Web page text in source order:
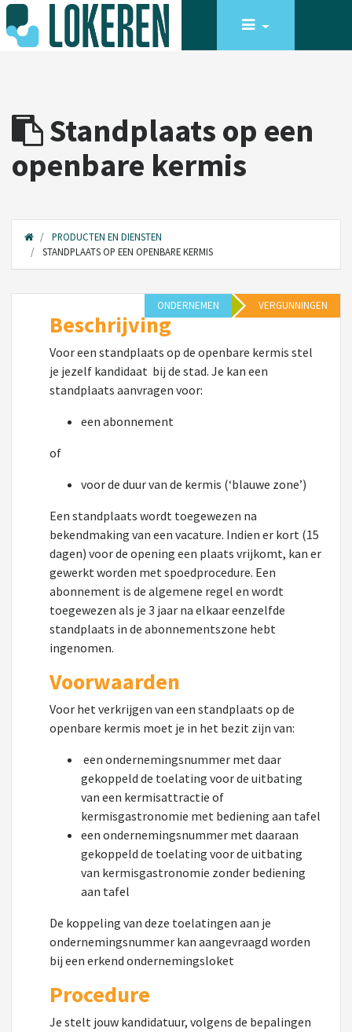
Standplaats op een
openbare kermis
PRODUCTEN EN DIENSTEN
STANDPLAATS OP EEN OPENBARE KERMIS
ONDERNEMEN VERGUNNINGEN
Beschrijving
Voor een standplaats op de openbare kermis stel
je jezelf kandidaat bij de stad. Je kan een
standplaats aanvragen voor:
een abonnement
of
voor de duur van de kermis (‘blauwe zone’)
Een standplaats wordt toegewezen na
bekendmaking van een vacature. Indien er kort (15
dagen) voor de opening een plaats vrijkomt, kan er
gewerkt worden met spoedprocedure. Een
abonnement is de algemene regel en wordt
toegewezen als je 3 jaar na elkaar eenzelfde
standplaats in de abonnementszone hebt
ingenomen.
Voorwaarden
Voor het verkrijgen van een standplaats op de
openbare kermis moet je in het bezit zijn van:
een ondernemingsnummer met daar
gekoppeld de toelating voor de uitbating
van een kermisattractie of
kermisgastronomie met bediening aan tafel
een ondernemingsnummer met daaraan
gekoppeld de toelating voor de uitbating
van kermisgastronomie zonder bediening
aan tafel
De koppeling van deze toelatingen aan je
ondernemingsnummer kan aangevraagd worden
bij een erkend ondernemingsloket
Procedure
Je stelt jouw kandidatuur, volgens de bepalingen